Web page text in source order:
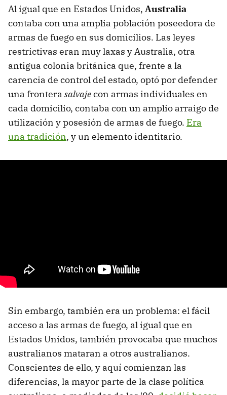
Al igual que en Estados Unidos, Australia
contaba con una amplia población poseedora de
armas de fuego en sus domicilios. Las leyes
restrictivas eran muy laxas y Australia, otra
antigua colonia británica que, frente a la
carencia de control del estado, optó por defender
una frontera salvajecon armas individuales en
cada domicilio, contaba con un amplio arraigo de
utilización y posesión de armas de fuego. Era
una tradición, y un elemento identitario.
Sin embargo, también era un problema: el fácil
acceso a las armas de fuego, al igual que en
Estados Unidos, también provocaba que muchos
australianos mataran a otros australianos.
Conscientes de ello, y aquí comienzan las
diferencias, la mayor parte de la clase política